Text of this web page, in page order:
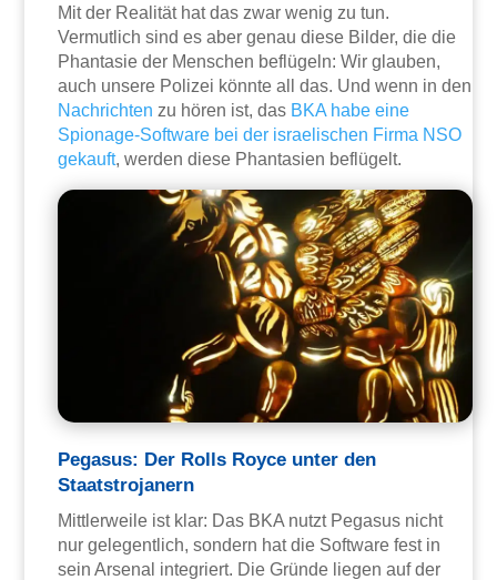
Mit der Realität hat das zwar wenig zu tun.
Vermutlich sind es aber genau diese Bilder, die die
Phantasie der Menschen beflügeln: Wir glauben,
auch unsere Polizei könnte all das. Und wenn in den
Nachrichten zu hören ist, das BKA habe eine
Spionage-Software bei der israelischen Firma NSO
gekauft, werden diese Phantasien beflügelt.
Pegasus: Der Rolls Royce unter den
Staatstrojanern
Mittlerweile ist klar: Das BKA nutzt Pegasus nicht
nur gelegentlich, sondern hat die Software fest in
sein Arsenal integriert. Die Gründe liegen auf der